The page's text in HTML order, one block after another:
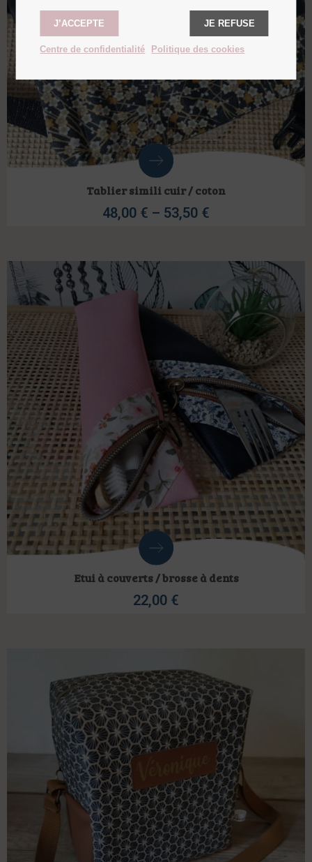
Tablier simili cuir / coton
48,00 € – 53,50 €
Etui à couverts / brosse à dents
22,00 €
J’ACCEPTE JE REFUSE
Centre de confidentialité Politique des cookies